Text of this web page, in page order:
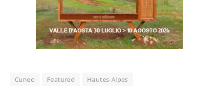
Cuneo Featured Hautes-Alpes